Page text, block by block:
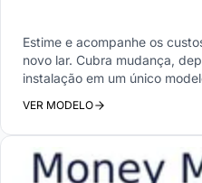
Estime e acompanhe os
novo lar. Cubra mudança,
instalação em um único
VER MODELO